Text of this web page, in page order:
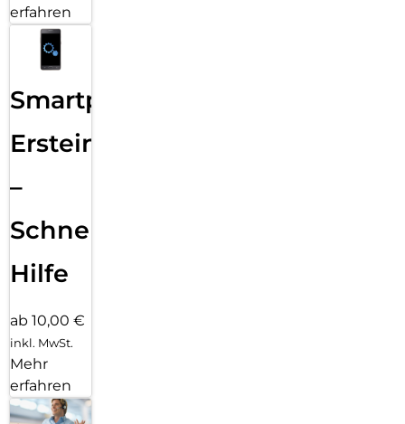
erfahren
Smartphone
Ersteinrichtung
–
Schnelle
Hilfe
ab 10,00 €
inkl. MwSt.
Mehr
erfahren